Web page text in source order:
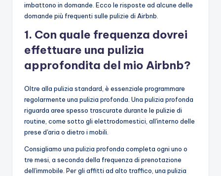
imbattono in domande. Ecco le risposte ad alcune delle
domande più frequenti sulle pulizie di Airbnb.
1. Con quale frequenza dovrei
effettuare una pulizia
approfondita del mio Airbnb?
Oltre alla pulizia standard, è essenziale programmare
regolarmente una pulizia profonda. Una pulizia profonda
riguarda aree spesso trascurate durante le pulizie di
routine, come sotto gli elettrodomestici, all'interno delle
prese d'aria o dietro i mobili.
Consigliamo una pulizia profonda completa ogni uno o
tre mesi, a seconda della frequenza di prenotazione
dell'immobile. Per gli affitti ad alto traffico, una pulizia